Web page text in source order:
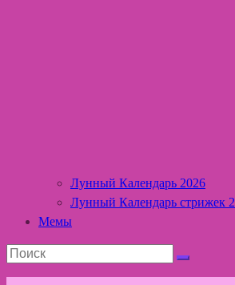
Лунный Календарь 2026
Лунный Календарь стрижек
Мемы